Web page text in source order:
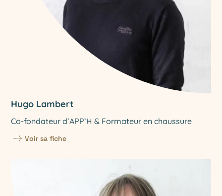
Hugo Lambert
Co-fondateur d’APP’H & Formateur en chaussure
Voir sa fiche